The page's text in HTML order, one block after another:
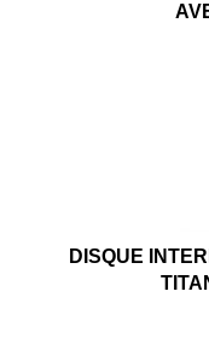
DISQUE